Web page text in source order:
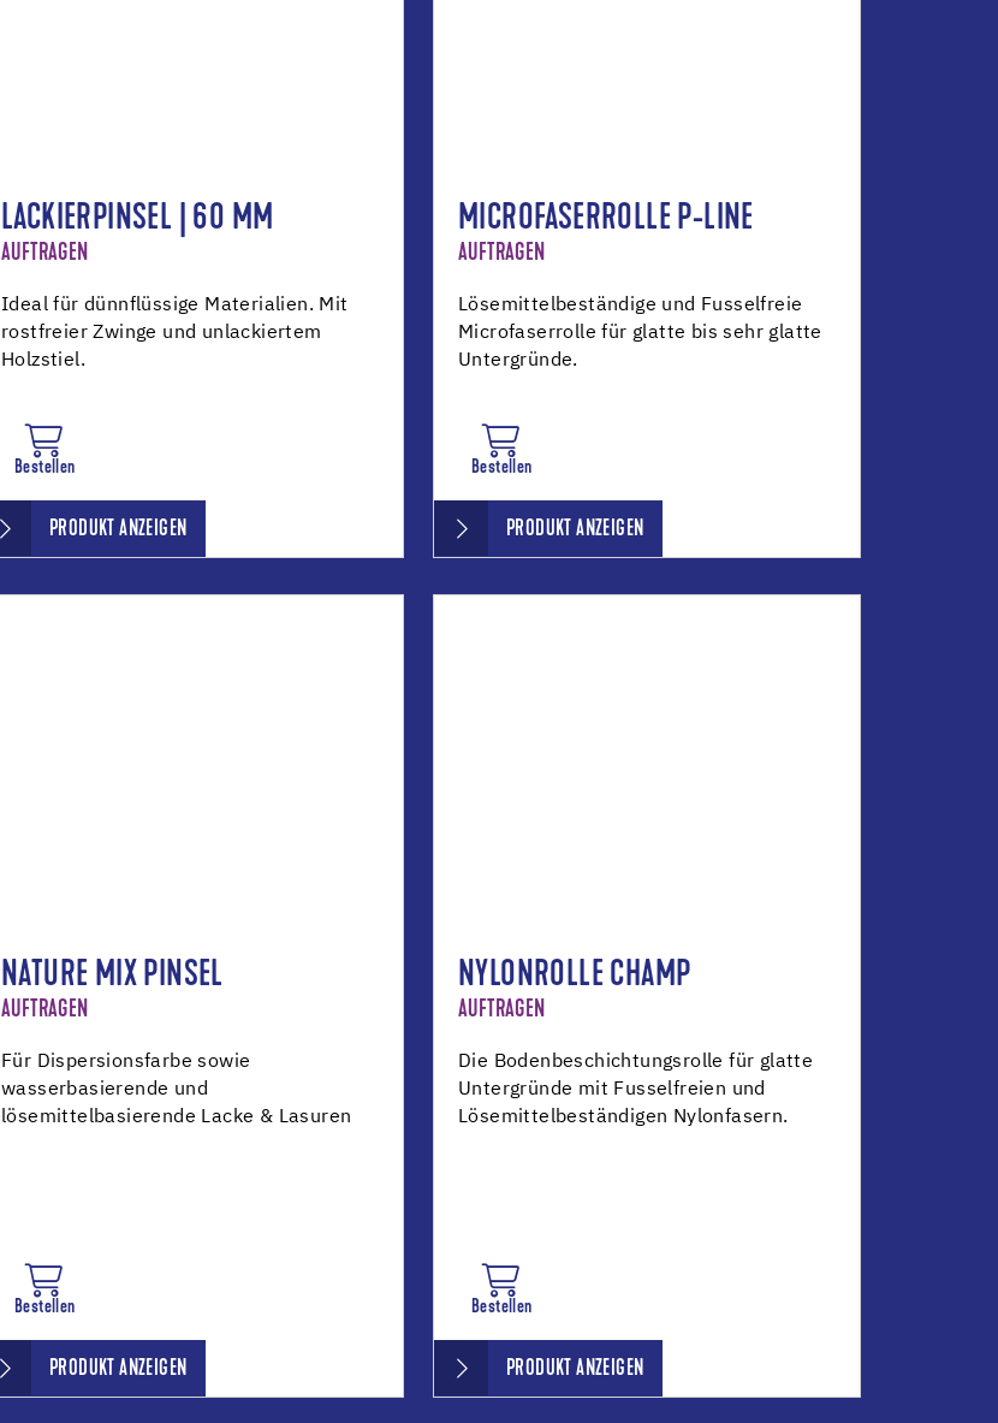
LACKIERPINSEL | 60 MM
AUFTRAGEN
Ideal für dünnflüssige Materialien. Mit
rostfreier Zwinge und unlackiertem
Holzstiel.
Bestellen
PRODUKT ANZEIGEN
MICROFASERROLLE P-LINE
AUFTRAGEN
Lösemittelbeständige und Fusselfreie
Microfaserrolle für glatte bis sehr glatte
Untergründe.
Bestellen
PRODUKT ANZEIGEN
NATURE MIX PINSEL
AUFTRAGEN
Für Dispersionsfarbe sowie
wasserbasierende und
lösemittelbasierende Lacke & Lasuren
Bestellen
PRODUKT ANZEIGEN
NYLONROLLE CHAMP
AUFTRAGEN
Die Bodenbeschichtungsrolle für glatte
Untergründe mit Fusselfreien und
Lösemittelbeständigen Nylonfasern.
Bestellen
PRODUKT ANZEIGEN